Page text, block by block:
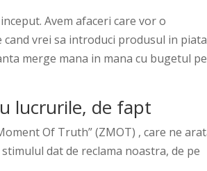
Avem afaceri care vor o
vrei sa introduci produsul in
merge mana in mana cu bugetul pe
lucrurile, de fapt
Of Truth” (ZMOT) , care ne
dat de reclama noastra, de pe